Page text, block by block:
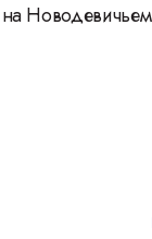
Новодевичьем